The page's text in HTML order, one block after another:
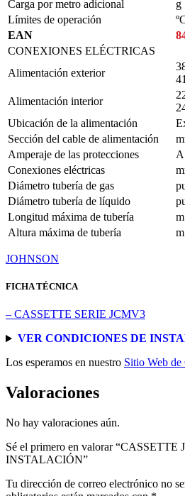
Carga por metro adicional
g
Límites de operación
EAN
CONEXIONES ELÉCTRICAS
Alimentación exterior
Alimentación interior
Ubicación de la alimentación
Sección del cable de alimentación
Amperaje de las protecciones
A
Conexiones eléctricas
Diámetro tubería de gas
Diámetro tubería de líquido
Longitud máxima de tubería
m
Altura máxima de tubería
m
JOHNSON
FICHA TÉCNICA
– CASSETTE SERIE JCMV3
VER CONDICIONES DE
Los esperamos en nuestro Sitio Web
Valoraciones
No hay valoraciones aún.
Sé el primero en valorar
INSTALACIÓN”
Tu dirección de correo electrónico no